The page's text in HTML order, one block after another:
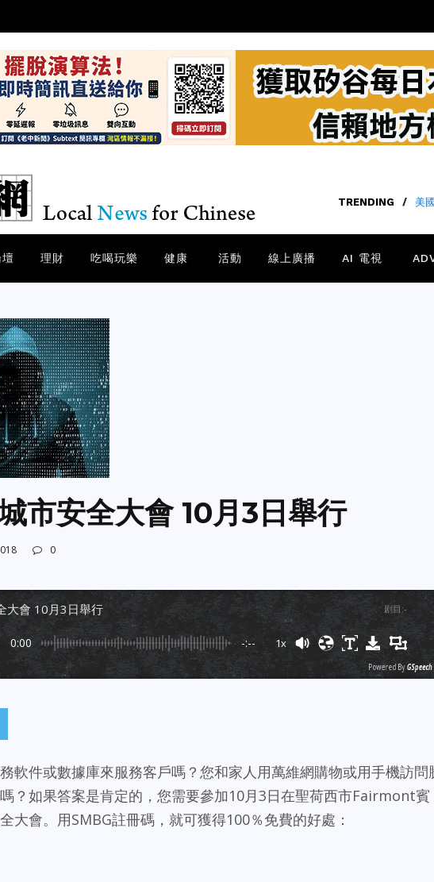
TRENDING / 美
理財 吃喝玩樂 健康 活動 線上廣播 AI 電視
市安全大會 10月3日舉行
0
大會 10月3日舉行 剧目 :-
0:00 -:-- 1x
Powered By GSpeech
軟件或數據庫來服務客戶嗎？您和家人用萬維網購物或用手機訪問
？ 如果答案是肯定的，您需要參加10月3日在聖荷西市Fairmont賓
大會。用SMBG註冊碼，就可獲得100％免費的好處：